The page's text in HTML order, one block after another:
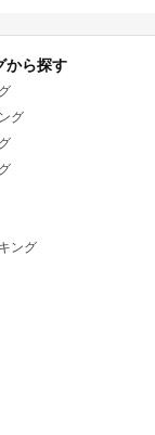
から探す
グ
ング